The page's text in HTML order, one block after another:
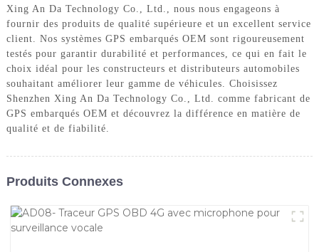
Xing An Da Technology Co., Ltd., nous nous engageons à
fournir des produits de qualité supérieure et un excellent service
client. Nos systèmes GPS embarqués OEM sont rigoureusement
testés pour garantir durabilité et performances, ce qui en fait le
choix idéal pour les constructeurs et distributeurs automobiles
souhaitant améliorer leur gamme de véhicules. Choisissez
Shenzhen Xing An Da Technology Co., Ltd. comme fabricant de
GPS embarqués OEM et découvrez la différence en matière de
qualité et de fiabilité.
Produits Connexes